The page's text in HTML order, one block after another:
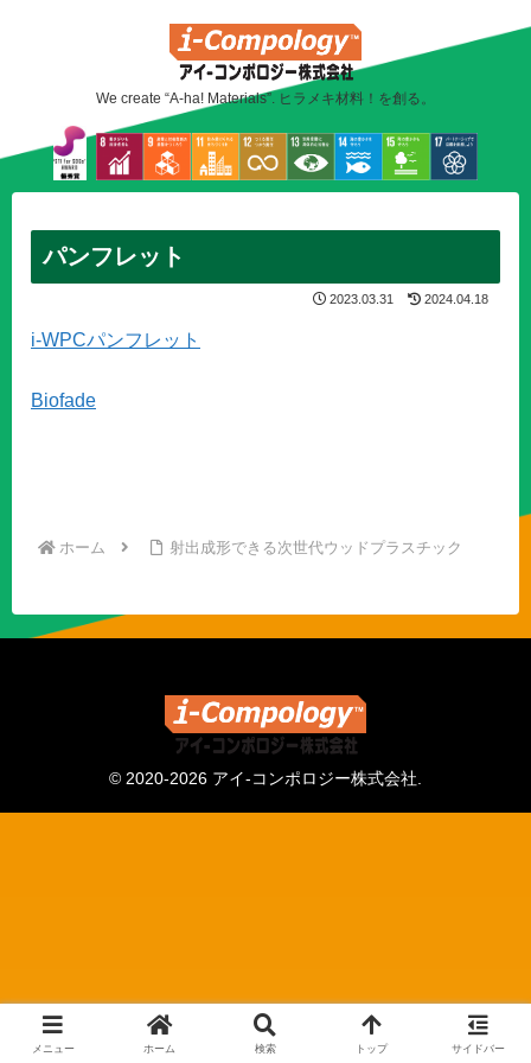
We create “A-ha! Materials”. ヒラメキ材料！を創る。
パンフレット
2023.03.31 2024.04.18
i-WPCパンフレット
Biofade
ホーム 射出成形できる次世代ウッドプラスチック
© 2020-2026 アイ-コンポロジー株式会社.
メニュー ホーム 検索 トップ サイドバー